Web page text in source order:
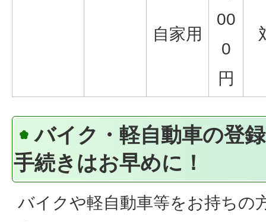
自家用
00
0
円
バイク・軽自動車の登
手続きはお早めに！
バイクや軽自動車等をお持ちの